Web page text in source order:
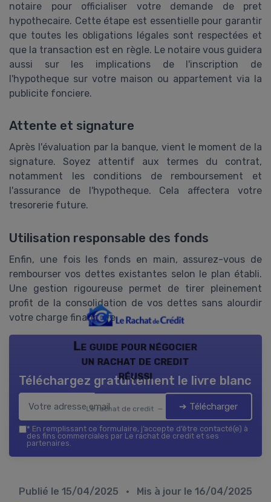
notaire pour officialiser votre demande de pret
hypothecaire. Cette étape est essentielle pour garantir
que toutes les obligations légales sont respectées et
que la transaction est en règle. Le notaire vous guidera
aussi sur les implications de l'inscription de
l'hypotheque sur votre maison ou appartement via la
publicite fonciere.
Attente et signature
Après l'évaluation par la banque, vient le moment de la
signature. Soyez attentif aux termes du contrat,
notamment les conditions de remboursement et
l'assurance de l'hypotheque. Cela affectera votre
tresorerie future.
Utilisation responsable des fonds
Enfin, une fois les fonds en main, assurez-vous de
rembourser vos dettes existantes selon le plan établi.
Une gestion rigoureuse permet de tirer pleinement
profit de la consolidation de vos dettes sans alourdir
votre charge financière.
Le guide pour négocier
un rachat de credit
réussi
Le rachat de credit — 2026
Téléchargez gratuitement le livre blanc
➔ Télécharger
* En remplissant ce formulaire, j’accepte d’être contacté(e) à
des fins commerciales par Le rachat de credit et ses
partenaires.
Publié le 15/04/2025 • Mis à jour le 16/04/2025